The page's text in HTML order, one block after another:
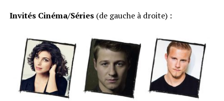
Invités Cinéma/Séries(de gauche à droite) :